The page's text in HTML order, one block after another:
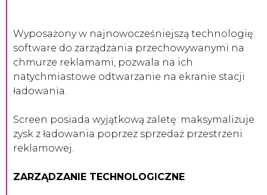
Wyposażony w najnowocześniejszą technologię:
software do zarządzania przechowywanymi na
chmurze reklamami, pozwala na ich
natychmiastowe odtwarzanie na ekranie stacji
ładowania.
Screen posiada wyjątkową zaletę: maksymalizuje
zysk z ładowania poprzez sprzedaż przestrzeni
reklamowej.
ZARZĄDZANIE TECHNOLOGICZNE